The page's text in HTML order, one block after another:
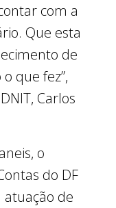
com a
Que esta
de
que fez”,
Carlos
o
do DF
de